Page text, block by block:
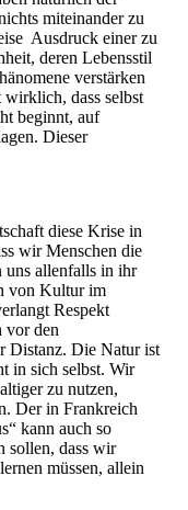
miteinander zu
Ausdruck einer zu
deren Lebensstil
verstärken
dass selbst
beginnt, auf
Dieser
diese Krise in
wir Menschen die
uns allenfalls in ihr
von Kultur im
Respekt
vor den
Distanz. Die Natur ist
in sich selbst. Wir
zu nutzen,
Der in Frankreich
kann auch so
sollen, dass wir
müssen, allein